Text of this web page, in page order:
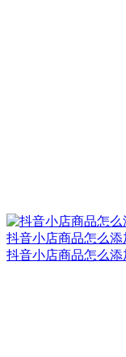
抖音小店商品怎么添
抖音小店商品怎么添